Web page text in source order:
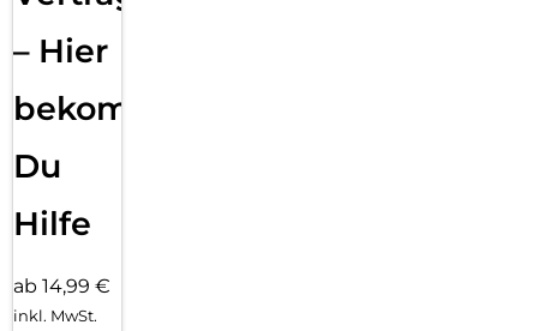
– Hier
bekommst
Du
Hilfe
ab 14,99 €
inkl. MwSt.